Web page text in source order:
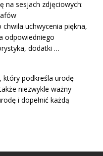
na sesjach zdjęciowych:
uchwycenia piękna,
odpowiedniego
dodatki …
który podkreśla urodę
niezwykle ważny
i dopełnić każdą